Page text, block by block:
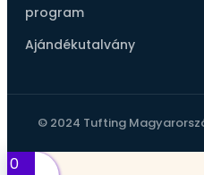
program
Ajándékutalvány
© 2024 Tufting
0